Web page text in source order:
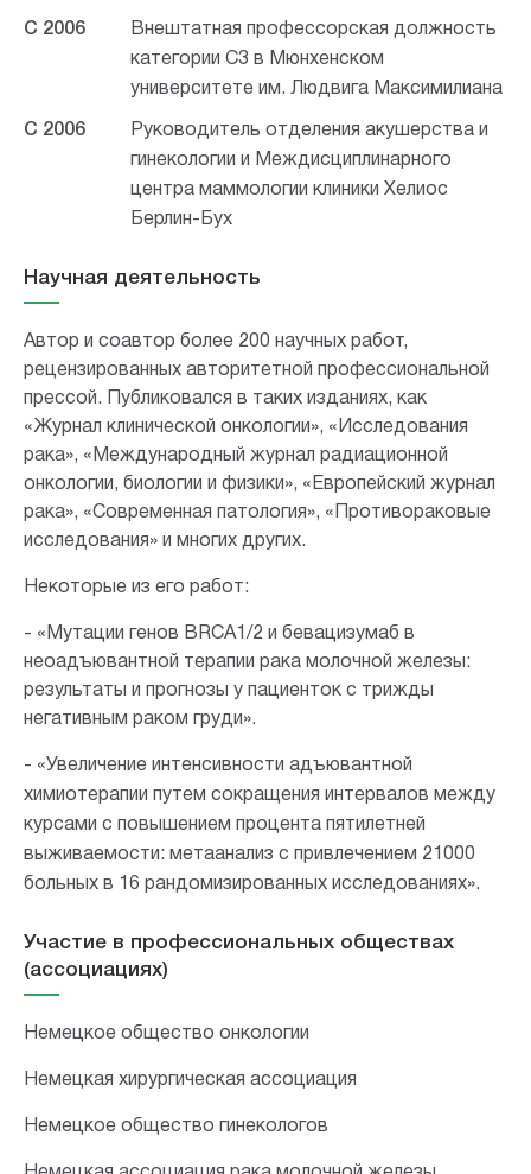
С 2006
Внештатная профессорская должность
категории C3 в Мюнхенском
университете им. Людвига Максимилиана
С 2006
Руководитель отделения акушерства и
гинекологии и Междисциплинарного
центра маммологии клиники Хелиос
Берлин-Бух
Научная деятельность
Автор и соавтор более 200 научных работ,
рецензированных авторитетной профессиональной
прессой. Публиковался в таких изданиях, как
«Журнал клинической онкологии», «Исследования
рака», «Международный журнал радиационной
онкологии, биологии и физики», «Европейский журнал
рака», «Современная патология», «Противораковые
исследования» и многих других.
Некоторые из его работ:
- «Мутации генов BRCA1/2 и бевацизумаб в
неоадъювантной терапии рака молочной железы:
результаты и прогнозы у пациенток с трижды
негативным раком груди».
- «Увеличение интенсивности адъювантной
химиотерапии путем сокращения интервалов между
курсами с повышением процента пятилетней
выживаемости: метаанализ с привлечением 21000
больных в 16 рандомизированных исследованиях».
Участие в профессиональных обществах
(ассоциациях)
Немецкое общество онкологии
Немецкая хирургическая ассоциация
Немецкое общество гинекологов